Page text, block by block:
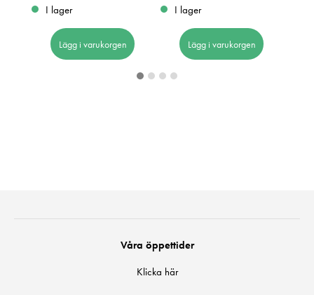
I lager
Lägg i varukorgen
I lager
Lägg i varukorgen
Våra öppettider
Klicka här